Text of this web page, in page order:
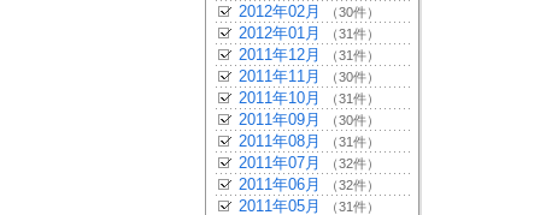
2012年02月 （30件）
2012年01月 （31件）
2011年12月 （31件）
2011年11月 （30件）
2011年10月 （31件）
2011年09月 （30件）
2011年08月 （31件）
2011年07月 （32件）
2011年06月 （32件）
2011年05月 （31件）